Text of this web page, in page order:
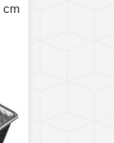
cm